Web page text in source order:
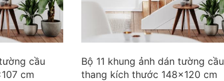
cầu
cm
Bộ 11 khung ảnh dán tường cầu
thang kích thước 148x120 cm